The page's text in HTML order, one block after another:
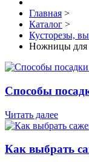
Главная >
Каталог >
Кусторезы,
Ножницы для
Способы
Читать далее
Как выбрать